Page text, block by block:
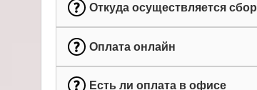
Откуда осуществляется сбор
Оплата онлайн
Есть ли оплата в офисе